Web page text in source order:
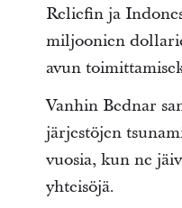
Reliefin ja
miljoonien
avun
Vanhin Bednar
järjestöjen
vuosia, kun ne
yhteisöjä.